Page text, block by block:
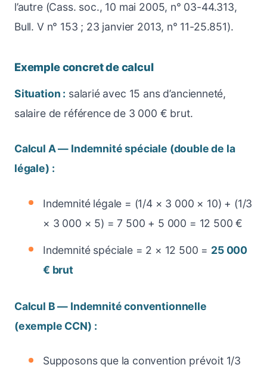
l’autre (Cass. soc., 10 mai 2005, n° 03-44.313,
Bull. V n° 153 ; 23 janvier 2013, n° 11-25.851).
Exemple concret de calcul
Situation : salarié avec 15 ans d’ancienneté,
salaire de référence de 3 000 € brut.
Calcul A — Indemnité spéciale (double de la
légale) :
Indemnité légale = (1/4 × 3 000 × 10) + (1/3
× 3 000 × 5) = 7 500 + 5 000 = 12 500 €
Indemnité spéciale = 2 × 12 500 = 25 000
€ brut
Calcul B — Indemnité conventionnelle
(exemple CCN) :
Supposons que la convention prévoit 1/3